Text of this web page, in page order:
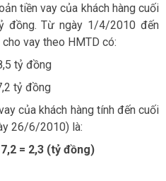
tiền vay của khách hàng cuối
đồng. Từ ngày 1/4/2010 đến
vay theo HMTD có:
tỷ đồng
tỷ đồng
của khách hàng tính đến cuối
26/6/2010) là:
= 2,3 (tỷ đồng)